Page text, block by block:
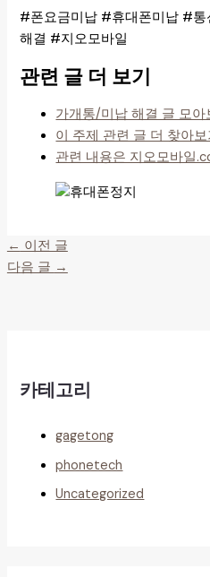
#폰요금미납 #휴대폰미납 #
해결 #지오모바일
관련 글 더 보기
가개통/미납 해결 글 모아
이 주제 관련 글 더 찾아보
관련 내용은 지오모바일
← 이전 글
다음 글 →
카테고리
gagetong
phonetech
Uncategorized